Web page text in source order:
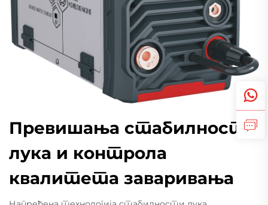
Превишања стабилности
лука и контрола
квалитета заваривања